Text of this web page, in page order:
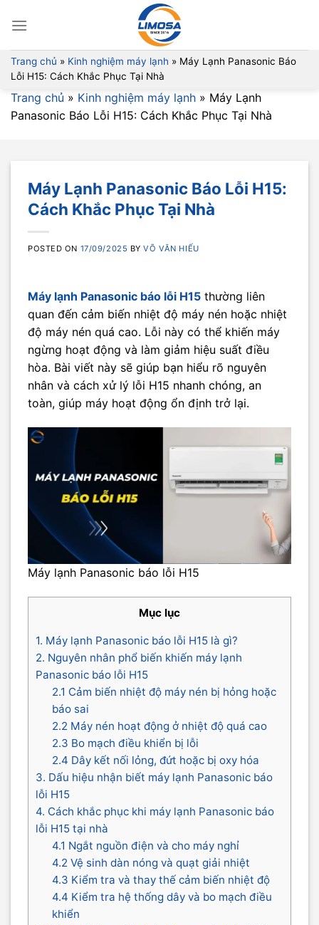
Trang chủ » Kinh nghiệm máy lạnh » Máy Lạnh Panasonic Báo
Lỗi H15: Cách Khắc Phục Tại Nhà
Trang chủ » Kinh nghiệm máy lạnh » Máy Lạnh
Panasonic Báo Lỗi H15: Cách Khắc Phục Tại Nhà
Máy Lạnh Panasonic Báo Lỗi H15:
Cách Khắc Phục Tại Nhà
POSTED ON 17/09/2025 BYVÕ VĂN HIẾU
Máy lạnh Panasonic báo lỗi H15 thường liên
quan đến cảm biến nhiệt độ máy nén hoặc nhiệt
độ máy nén quá cao. Lỗi này có thể khiến máy
ngừng hoạt động và làm giảm hiệu suất điều
hòa. Bài viết này sẽ giúp bạn hiểu rõ nguyên
nhân và cách xử lý lỗi H15 nhanh chóng, an
toàn, giúp máy hoạt động ổn định trở lại.
Máy lạnh Panasonic báo lỗi H15
Mục lục
1. Máy lạnh Panasonic báo lỗi H15 là gì?
2. Nguyên nhân phổ biến khiến máy lạnh
Panasonic báo lỗi H15
2.1 Cảm biến nhiệt độ máy nén bị hỏng hoặc
báo sai
2.2 Máy nén hoạt động ở nhiệt độ quá cao
2.3 Bo mạch điều khiển bị lỗi
2.4 Dây kết nối lỏng, đứt hoặc bị oxy hóa
3. Dấu hiệu nhận biết máy lạnh Panasonic báo
lỗi H15
4. Cách khắc phục khi máy lạnh Panasonic báo
lỗi H15 tại nhà
4.1 Ngắt nguồn điện và cho máy nghỉ
4.2 Vệ sinh dàn nóng và quạt giải nhiệt
4.3 Kiểm tra và thay thế cảm biến nhiệt độ
4.4 Kiểm tra hệ thống dây và bo mạch điều
khiển